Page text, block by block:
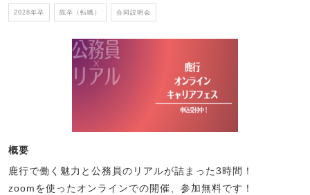
2028年卒 既卒（転職） 合同説明会
概要
鹿行で働く魅力と公務員のリアルが詰まった3時間！
zoomを使ったオンラインでの開催、参加無料です！